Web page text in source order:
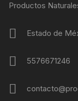
Productos
Estado de
5576671246